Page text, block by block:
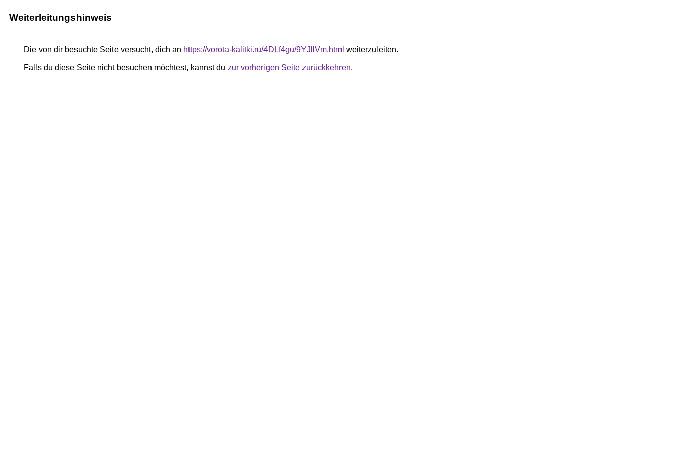
Weiterleitungshinweis
Die von dir besuchte Seite versucht, dich an https://vorota-kalitki.ru/4DLf4gu/9YJllVm.html weiterzuleiten.
Falls du diese Seite nicht besuchen möchtest, kannst du zur vorherigen Seite zurückkehren.